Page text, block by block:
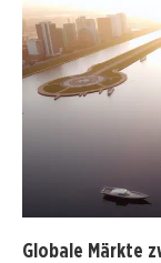
Globale Märkte